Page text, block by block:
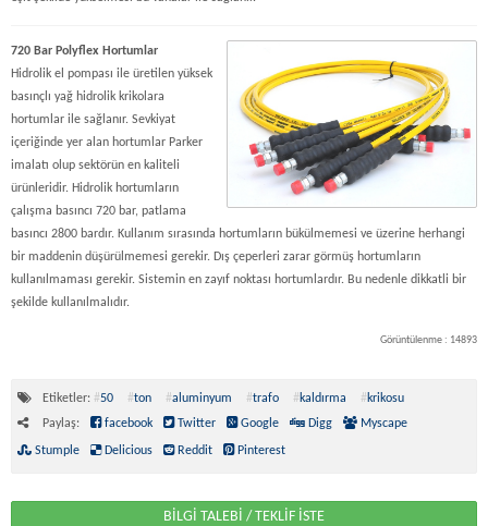
720 Bar Polyflex Hortumlar
Hidrolik el pompası ile üretilen yüksek
basınçlı yağ hidrolik krikolara
hortumlar ile sağlanır. Sevkiyat
içeriğinde yer alan hortumlar Parker
imalatı olup sektörün en kaliteli
ürünleridir. Hidrolik hortumların
çalışma basıncı 720 bar, patlama
basıncı 2800 bardır. Kullanım sırasında hortumların bükülmemesi ve üzerine herhangi
bir maddenin düşürülmemesi gerekir. Dış çeperleri zarar görmüş hortumların
kullanılmaması gerekir. Sistemin en zayıf noktası hortumlardır. Bu nedenle dikkatli bir
şekilde kullanılmalıdır.
Görüntülenme : 14893
Etiketler: #50 #ton #aluminyum #trafo #kaldırma #krikosu
Paylaş:
facebook Twitter Google Digg Myscape
Stumple Delicious Reddit Pinterest
BİLGİ TALEBİ / TEKLİF İSTE